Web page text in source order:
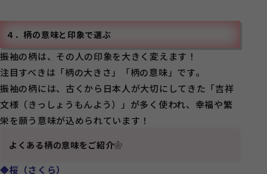
４．柄の意味と印象で選ぶ
振袖の柄は、その人の印象を大きく変えます！
注目すべきは「柄の大きさ」「柄の意味」です。
振袖の柄には、古くから日本人が大切にしてきた「吉祥
文様（きっしょうもんよう）」が多く使われ、幸福や繁
栄を願う意味が込められています！
よくある柄の意味をご紹介❀
◆桜（さくら）